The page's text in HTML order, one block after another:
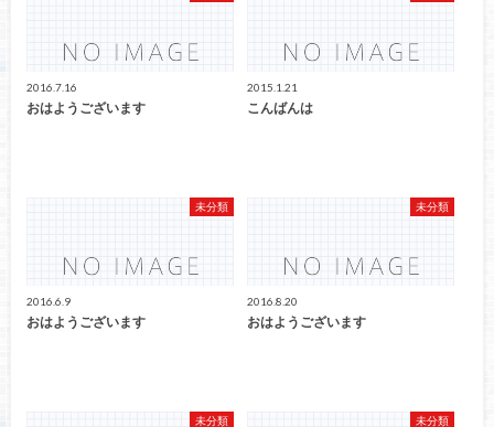
2016.7.16
おはようございます
2015.1.21
こんばんは
未分類
2016.6.9
おはようございます
未分類
2016.8.20
おはようございます
未分類 未分類